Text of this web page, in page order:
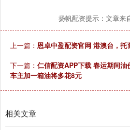
扬帆配资提示：文章来
上一篇： 恩卓中盈配资官网 港澳台，
下一篇： 仁信配资APP下载 春运期间
车主加一箱油将多花8元
相关文章